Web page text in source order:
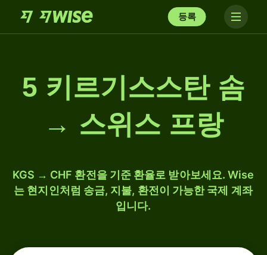
등록
5 키르기스스탄 솜
→ 스위스 프랑
KGS → CHF 환전을 기준 환율로 받아보세요. Wise
는 현지인처럼 송금, 지불, 환전이 가능한 국제 계좌
입니다.